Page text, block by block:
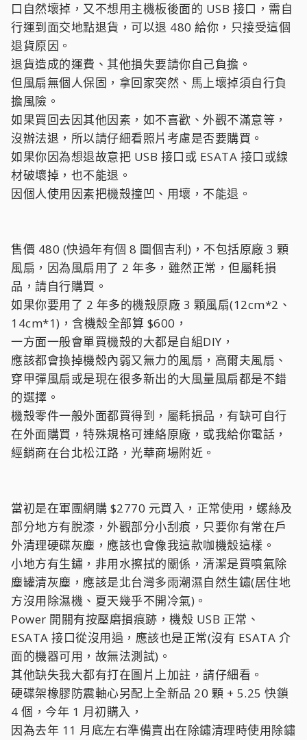
口自然壞掉，又不想用主機板後面的 USB 接口，需自
行運到面交地點退貨，可以退 480 給你，只接受這個
退貨原因。
退貨造成的運費、其他損失要請你自己負擔。
但風扇無個人保固，拿回家突然、馬上壞掉須自行負
擔風險。
如果買回去因其他因素，如不喜歡、外觀不滿意等，
沒辦法退，所以請仔細看照片考慮是否要購買。
如果你因為想退故意把 USB 接口或 ESATA 接口或線
材破壞掉，也不能退。
因個人使用因素把機殼撞凹、用壞，不能退。
售價 480 (快過年有個 8 圖個吉利)，不包括原廠 3 顆
風扇，因為風扇用了 2 年多，雖然正常，但屬耗損
品，請自行購買。
如果你要用了 2 年多的機殼原廠 3 顆風扇(12cm*2、
14cm*1)，含機殼全部算 $600，
一方面一般會單買機殼的大都是自組DIY，
應該都會換掉機殼內弱又無力的風扇，高爾夫風扇、
穿甲彈風扇或是現在很多新出的大風量風扇都是不錯
的選擇。
機殼零件一般外面都買得到，屬耗損品，有缺可自行
在外面購買，特殊規格可連絡原廠，或我給你電話，
經銷商在台北松江路，光華商場附近。
當初是在軍團網購 $2770 元買入，正常使用，螺絲及
部分地方有脫漆，外觀部分小刮痕，只要你有常在戶
外清理硬碟灰塵，應該也會像我這款咖機殼這樣。
小地方有生鏽，非用水擦拭的關係，清潔是買噴氣除
塵罐清灰塵，應該是北台灣多雨潮濕自然生鏽(居住地
方沒用除濕機、夏天幾乎不開冷氣)。
Power 開關有按壓磨損痕跡，機殼 USB 正常、
ESATA 接口從沒用過，應該也是正常(沒有 ESATA 介
面的機器可用，故無法測試)。
其他缺失我大都有打在圖片上加註，請仔細看。
硬碟架橡膠防震軸心另配上全新品 20 顆 + 5.25 快鎖
4 個，今年 1 月初購入，
因為去年 11 月底左右準備賣出在除鏽清理時使用除鏽